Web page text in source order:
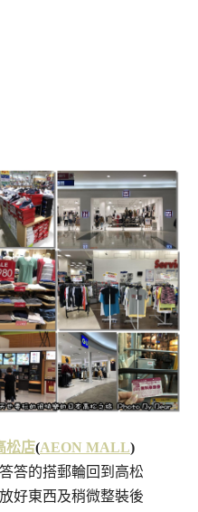
松店(AEON MALL)
答的搭郵輪回到高松
好東西及稍微整裝後